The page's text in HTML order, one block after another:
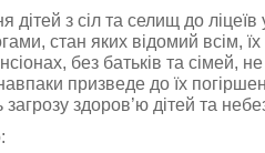
дітей з сіл та селищ до
стан яких відомий всім,
без батьків та сімей,
призведе до їх
здоров’ю дітей та